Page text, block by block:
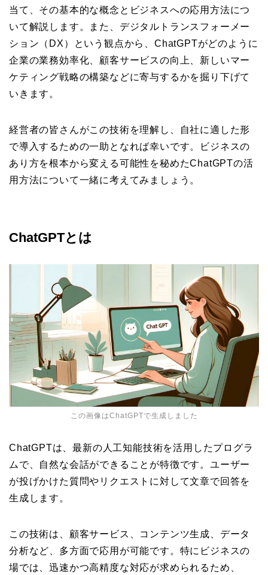
当て、その基本的な概念とビジネスへの応用方法につ
いて解説します。また、デジタルトランスフォーメー
ション（DX）という観点から、ChatGPTがどのように
企業の業務効率化、顧客サービスの向上、新しいマー
ケティング戦略の構築などに寄与するかを掘り下げて
いきます。
経営者の皆さんがこの技術を理解し、自社に適した形
で導入するための一助となれば幸いです。ビジネスの
あり方を根本から変える可能性を秘めたChatGPTの活
用方法について一緒に考えてみましょう。
ChatGPTとは
この画像はChatGPTで生成しました
ChatGPTは、最新の人工知能技術を活用したプログラ
ムで、自然な会話ができることが特徴です。ユーザー
が投げかけた質問やリクエストに対して文章で回答を
生成します。
この技術は、顧客サービス、コンテンツ生成、データ
分析など、多方面で応用が可能です。特にビジネスの
場では、迅速かつ高精度な対応が求められるため、